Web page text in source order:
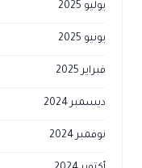
يوليو 2025
يونيو 2025
فبراير 2025
ديسمبر 2024
نوفمبر 2024